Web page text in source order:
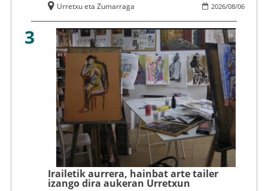
2026/08/06
Urretxu eta Zumarraga
3
Irailetik aurrera, hainbat arte tailer
izango dira aukeran Urretxun